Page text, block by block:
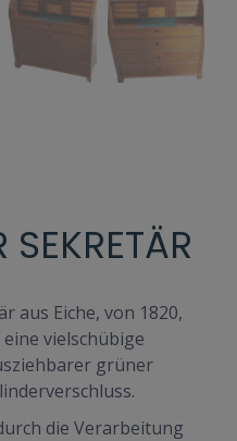
SEKRETÄR
aus Eiche, von 1820,
vielschübige
grüner
die Verarbeitung